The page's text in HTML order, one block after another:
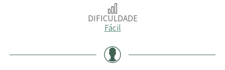
DIFICULDADE
Fácil